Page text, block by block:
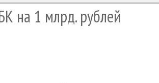
на 1 млрд. рублей